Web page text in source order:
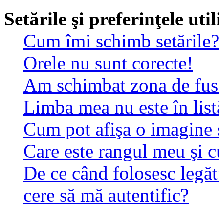
Setările şi preferinţele
Cum îmi schimb setările?
Orele nu sunt corecte!
Am schimbat zona de
Limba mea nu este în
Cum pot afişa o
Care este rangul meu şi
De ce când folosesc
cere să mă autentific?